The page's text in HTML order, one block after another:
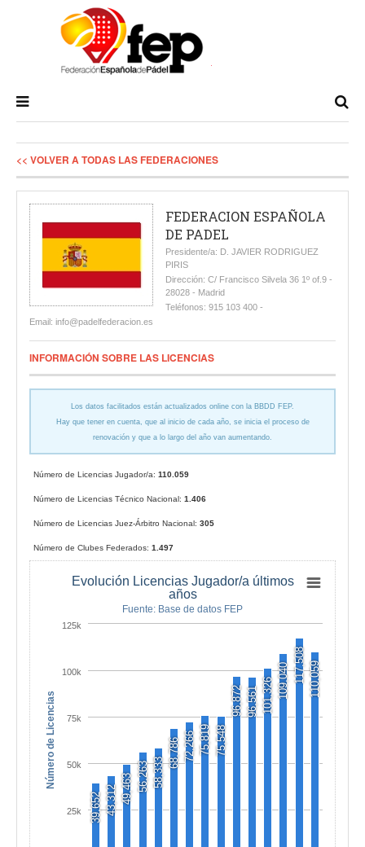
<< VOLVER A TODAS LAS FEDERACIONES
FEDERACION ESPAÑOLA
DE PADEL
Presidente/a: D. JAVIER RODRIGUEZ
PIRIS
Dirección: C/ Francisco Silvela 36 1º of.9 -
28028 - Madrid
Teléfonos: 915 103 400 -
Email: info@padelfederacion.es
INFORMACIÓN SOBRE LAS LICENCIAS
Los datos facilitados están actualizados online con la BBDD FEP.
Hay que tener en cuenta, que al inicio de cada año, se inicia el proceso de
renovación y que a lo largo del año van aumentando.
Número de Licencias Jugador/a: 110.059
Número de Licencias Técnico Nacional: 1.406
Número de Licencias Juez-Árbitro Nacional: 305
Número de Clubes Federados: 1.497
Número de Licencias
Evolución Licencias Jugador/a últimos
años
Fuente: Base de datos FEP
39,65243,31249,46356,26358,333
68,78672,26675,81975,548
96,87296,561101,326109,040117,508110,059
25k
50k
75k
100k
125k